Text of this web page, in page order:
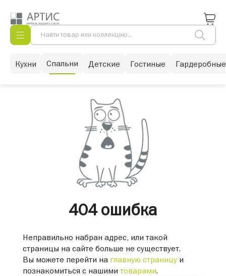
Кухни Спальни Детские Гостиные Гардеробные
404 ошибка
Неправильно набран адрес, или такой
страницы на сайте больше не существует.
Вы можете перейти на главную страницуи
познакомиться с нашими товарами.